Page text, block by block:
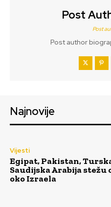
Post
Post
Post author
Najnovije
Vijesti
Egipat, Pakistan,
Saudijska Arabija stežu
oko Izraela